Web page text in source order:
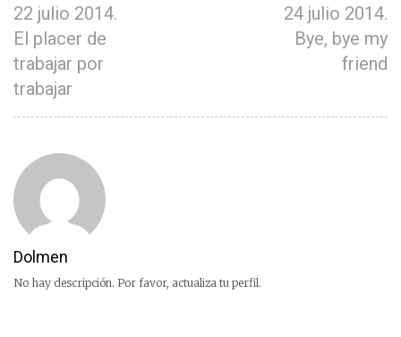
22 julio 2014.
El placer de
trabajar por
trabajar
24 julio 2014.
Bye, bye my
friend
Dolmen
No hay descripción. Por favor, actualiza tu perfil.